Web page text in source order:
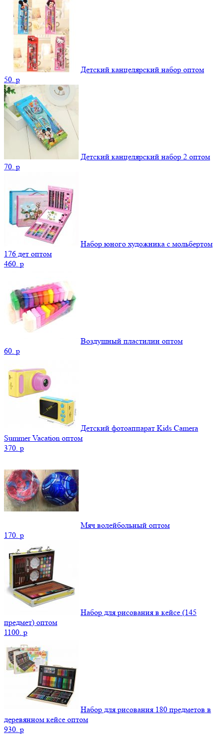
Детский канцелярский набор оптом
50. p
Детский канцелярский набор 2 оптом
70. p
Набор юного художника с мольбертом
176 дет оптом
460. p
Воздушный пластилин оптом
60. p
Детский фотоаппарат Kids Camera
Summer Vacation оптом
370. p
Мяч волейбольный оптом
170. p
Набор для рисования в кейсе (145
предмет) оптом
1100. p
Набор для рисования 180 предметов в
деревянном кейсе оптом
930. p